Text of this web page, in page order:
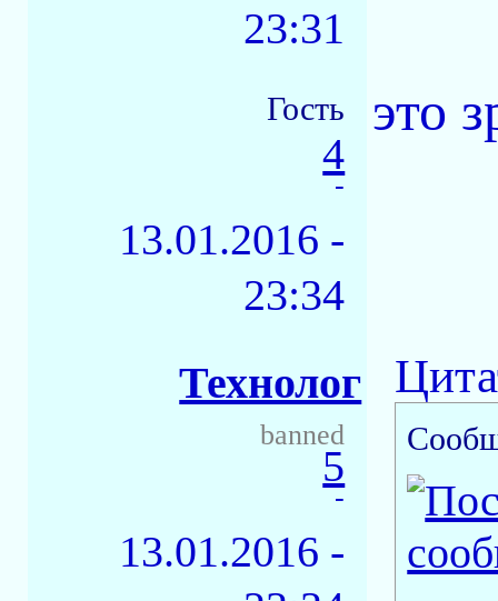
23:31
Гость
4
-
13.01.2016 -
23:34
это
Технолог
banned
5
-
13.01.2016 -